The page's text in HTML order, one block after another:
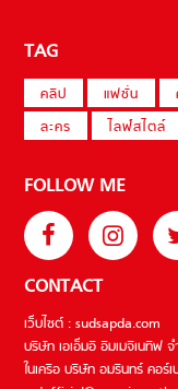
TAG
คลิป แฟชั่น
ละคร
ไลฟ์สไตล์
FOLLOW ME
CONTACT
เว็บไซต์ : sudsapda.com
บริษัท เอเอ็มอี อิมเมจิเนทีฟ
ในเครือ บริษัท อมรินทร์ คอร์